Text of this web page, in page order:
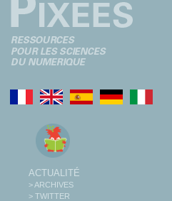
ACTUALITÉ
> ARCHIVES
> TWITTER